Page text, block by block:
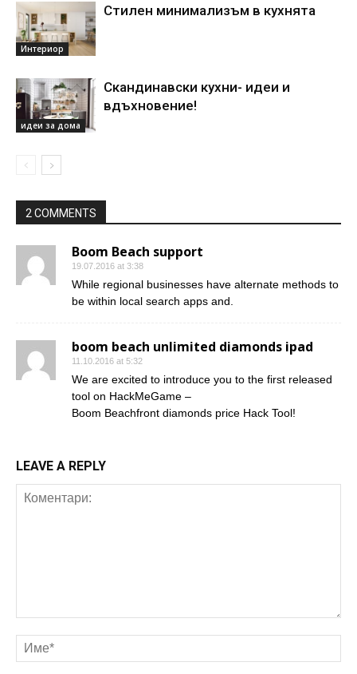
Интериор
Стилен минимализъм в кухнята
идеи за дома
Скандинавски кухни- идеи и
вдъхновение!
2 COMMENTS
Boom Beach support
19.07.2016 at 3:38
While regional businesses have alternate methods to
be within local search apps and.
boom beach unlimited diamonds ipad
11.10.2016 at 5:32
We are excited to introduce you to the first released
tool on HackMeGame –
Boom Beachfront diamonds price Hack Tool!
LEAVE A REPLY